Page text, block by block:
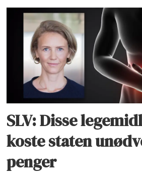
SLV: Disse
koste staten
penger